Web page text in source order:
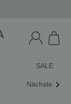
SALE
Nächste